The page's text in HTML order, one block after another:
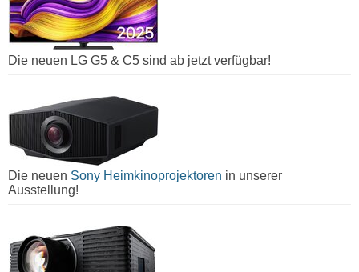
Die neuen LG G5 & C5 sind ab jetzt verfügbar!
Die neuen Sony Heimkinoprojektoren in unserer
Ausstellung!